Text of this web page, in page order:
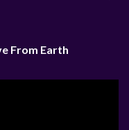
From Earth